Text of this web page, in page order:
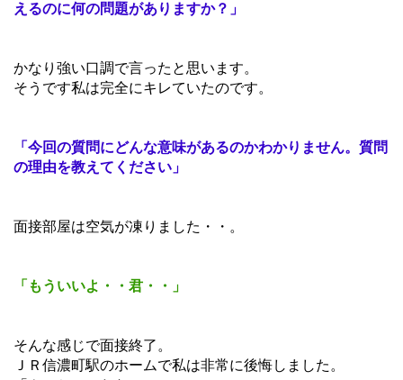
えるのに何の問題がありますか？」
かなり強い口調で言ったと思います。
そうです私は完全にキレていたのです。
「今回の質問にどんな意味があるのかわかりません。質問
の理由を教えてください」
面接部屋は空気が凍りました・・。
「もういいよ・・君・・」
そんな感じで面接終了。
ＪＲ信濃町駅のホームで私は非常に後悔しました。